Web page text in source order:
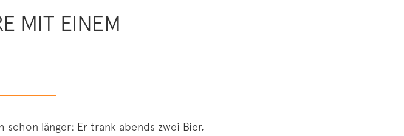
MIT EINEM
länger: Er trank abends zwei Bier,